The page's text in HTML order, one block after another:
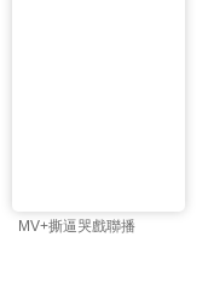
MV+撕逼哭戲聯播